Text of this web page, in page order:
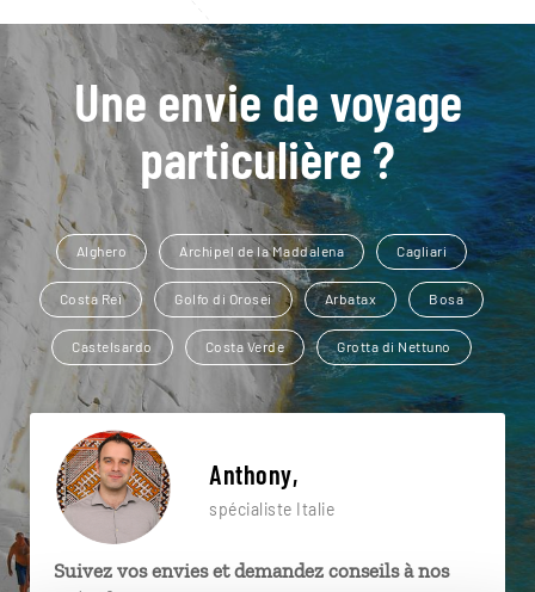
Une envie de voyage
particulière ?
Alghero Archipel de la Maddalena Cagliari
Costa Rei Golfo di Orosei Arbatax Bosa
Castelsardo Costa Verde Grotta di Nettuno
Anthony,
spécialiste Italie
Suivez vos envies et demandez conseils à nos